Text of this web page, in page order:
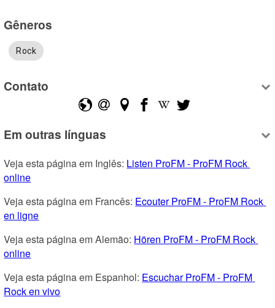
Gêneros
Rock
Contato
Em outras línguas
Veja esta página em Inglês: Listen ProFM - ProFM Rock
online
Veja esta página em Francês: Ecouter ProFM - ProFM Rock
en ligne
Veja esta página em Alemão: Hören ProFM - ProFM Rock
online
Veja esta página em Espanhol: Escuchar ProFM - ProFM
Rock en vivo